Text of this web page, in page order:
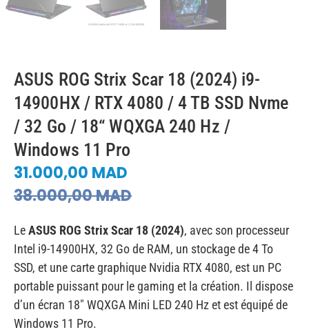
ASUS ROG Strix Scar 18 (2024) i9-
14900HX / RTX 4080 / 4 TB SSD Nvme
/ 32 Go / 18“ WQXGA 240 Hz /
Windows 11 Pro
38.000,00MAD
31.000,00 MAD
LeASUS ROG Strix Scar 18 (2024), avec son processeur
Intel i9-14900HX, 32 Go de RAM, un stockage de 4 To
SSD, et une carte graphique Nvidia RTX 4080, est un PC
portable puissant pour le gaming et la création. Il dispose
d’un écran 18″ WQXGA Mini LED 240 Hz et est équipé de
Windows 11 Pro.